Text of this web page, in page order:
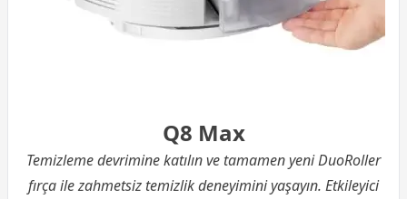
Q8 Max
Temizleme devrimine katılın ve tamamen yeni DuoRoller
fırça ile zahmetsiz temizlik deneyimini yaşayın. Etkileyici